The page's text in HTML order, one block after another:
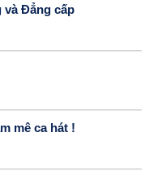
và Đẳng cấp
mê ca hát !